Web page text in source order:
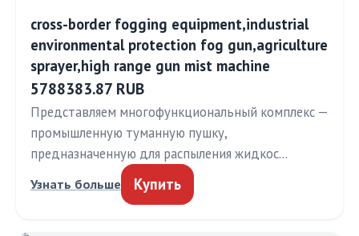
cross-border fogging equipment,industrial
environmental protection fog gun,agriculture
sprayer,high range gun mist machine
5788383.87 RUB
Представляем многофункциональный комплекс —
промышленную туманную пушку,
предназначенную для распыления жидкос…
Узнать больше Купить